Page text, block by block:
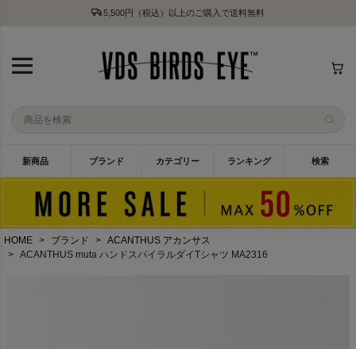
5,500円（税込）以上のご購入で送料無料
新商品 ブランド カテゴリー ランキング 検索
HOME ブランド
ACANTHUS アカンサス
ACANTHUS muta ハンドスパイラルダイTシャツ MA2316